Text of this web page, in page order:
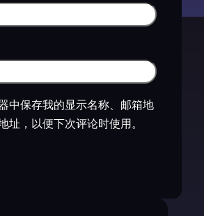
中保存我的显示名称、邮箱地
址，以便下次评论时使用。